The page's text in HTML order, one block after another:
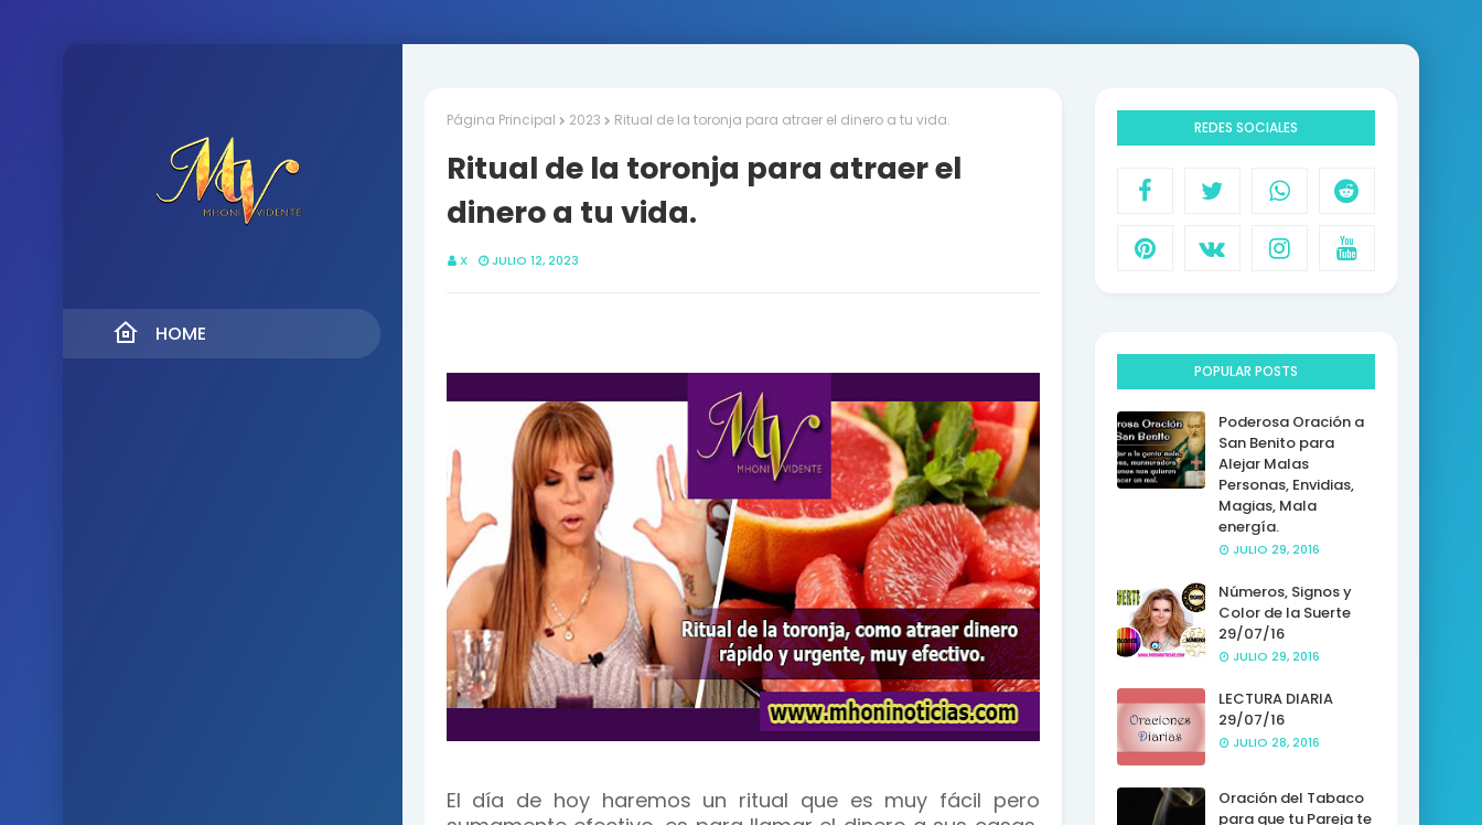
HOME
Página Principal 2023 Ritual de la toronja para atraer el dinero a tu vida.
Ritual de la toronja para atraer el
dinero a tu vida.
X JULIO 12, 2023
El día de hoy haremos un ritual que es muy fácil pero
REDES SOCIALES
POPULAR POSTS
Poderosa Oración a
San Benito para
Alejar Malas
Personas, Envidias,
Magias, Mala
energía.
JULIO 29, 2016
Números, Signos y
Color de la Suerte
29/07/16
JULIO 29, 2016
LECTURA DIARIA
29/07/16
JULIO 28, 2016
Oración del Tabaco
para que tu Pareja te